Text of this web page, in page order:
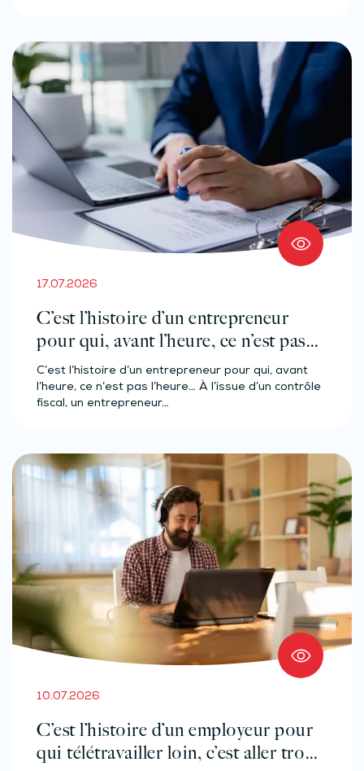
17.07.2026
C’est l’histoire d’un entrepreneur
pour qui, avant l’heure, ce n’est pas
l’heure…
C’est l’histoire d’un entrepreneur pour qui, avant
l’heure, ce n’est pas l’heure… À l’issue d’un contrôle
fiscal, un entrepreneur…
10.07.2026
C’est l’histoire d’un employeur pour
qui télétravailler loin, c’est aller trop